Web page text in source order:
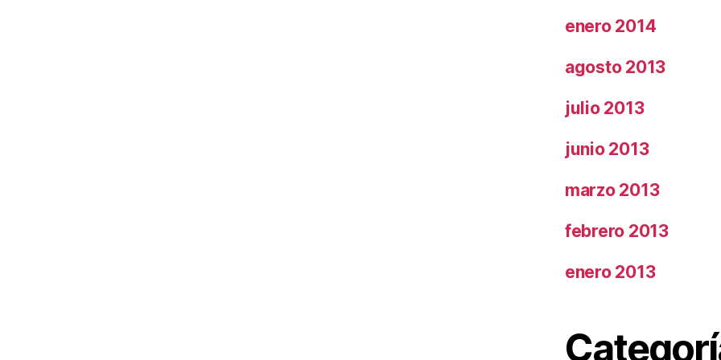
enero 2014
agosto 2013
julio 2013
junio 2013
marzo 2013
febrero 2013
enero 2013